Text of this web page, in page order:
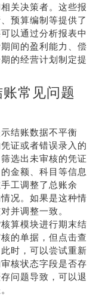
关决策者。这些报
预算编制等提供了
以通过分析报表中
间的盈利能力、偿
的经营计划制定提
常见问题
示结账数据不平衡
证或者错误录入的
选出未审核的凭证
金额、科目等信息
工调整了总账余
况。如果是这种情
并调整一致。
核算模块进行期末结
的单据，但点击查
时，可以尝试重新
核状态字段是否存
问题导致，可以退